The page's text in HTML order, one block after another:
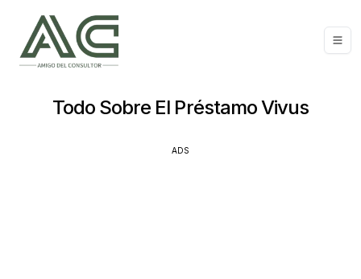
Todo Sobre El Préstamo Vivus
ADS